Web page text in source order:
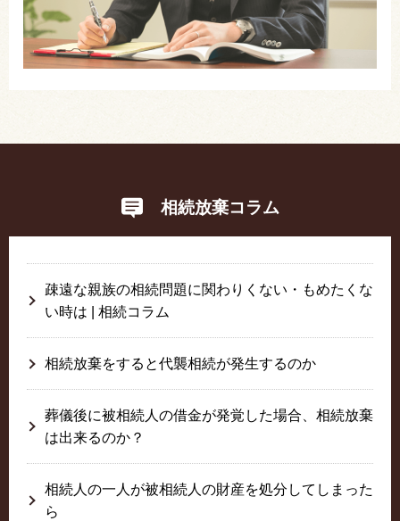
相続放棄コラム
疎遠な親族の相続問題に関わりくない・もめたくな
い時は | 相続コラム
相続放棄をすると代襲相続が発生するのか
葬儀後に被相続人の借金が発覚した場合、相続放棄
は出来るのか？
相続人の一人が被相続人の財産を処分してしまった
ら